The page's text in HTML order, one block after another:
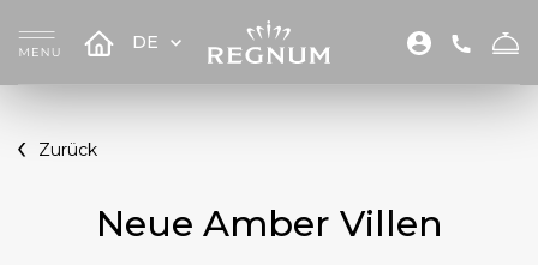
DE
Zurück
Neue Amber Villen